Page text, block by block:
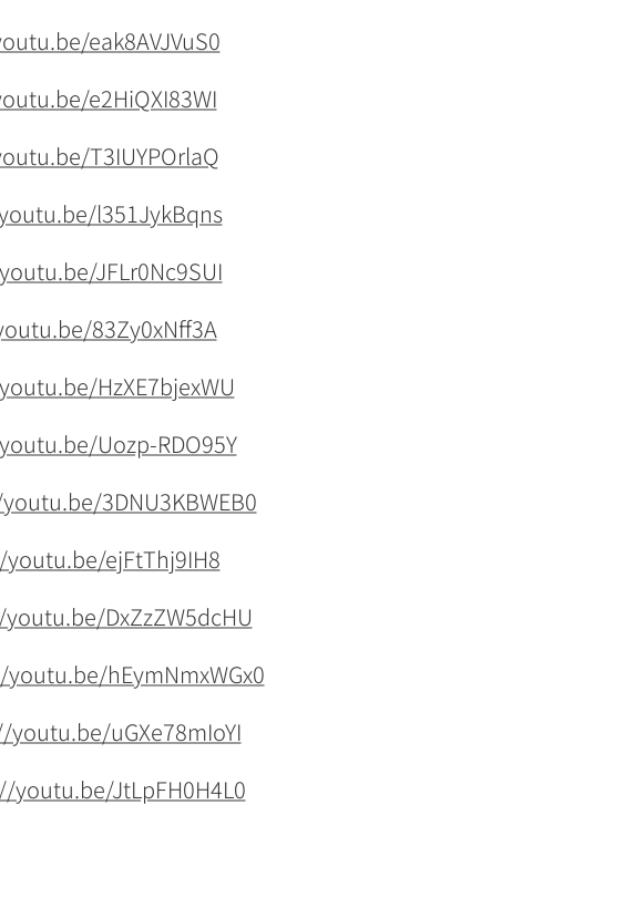
eak8AVJVuS0
e2HiQXI83WI
T3IUYPOrlaQ
l351JykBqns
JFLr0Nc9SUI
83Zy0xNff3A
HzXE7bjexWU
Uozp-RDO95Y
3DNU3KBWEB0
ejFtThj9IH8
DxZzZW5dcHU
hEymNmxWGx0
uGXe78mIoYI
youtu.be/JtLpFH0H4L0